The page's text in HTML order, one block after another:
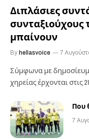
Διπλάσιες
συνταξιούχους
μπαίνουν
By hellasvoice 7
Σύμφωνα με
χηρείας έρχονται
Που
7